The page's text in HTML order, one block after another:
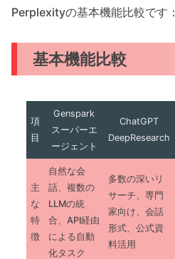
Perplexityの基本機能比較です：
基本機能比較
項
目
Genspark
スーパーエ
ージェント
ChatGPT
DeepResearch
主
な
特
徴
自然な会
話、複数の
LLMの統
合、API経由
による自動
化タスク
多数の深いリ
サーチ、専門
家向け、会話
形式、公式資
料活用